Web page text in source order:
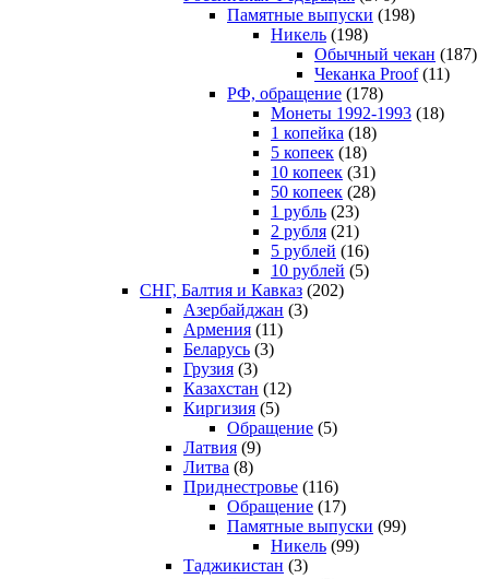
Памятные выпуски (198)
Никель (198)
Обычный чекан (187)
Чеканка Proof(11)
РФ, обращение (178)
Монеты 1992-1993 (18)
1 копейка (18)
5 копеек (18)
10 копеек (31)
50 копеек (28)
1 рубль (23)
2 рубля (21)
5 рублей (16)
10 рублей (5)
СНГ, Балтия и Кавказ (202)
Азербайджан (3)
Армения (11)
Беларусь (3)
Грузия (3)
Казахстан (12)
Киргизия (5)
Обращение (5)
Латвия (9)
Литва (8)
Приднестровье (116)
Обращение (17)
Памятные выпуски (99)
Никель (99)
Таджикистан (3)